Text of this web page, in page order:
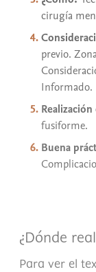
cirugía
previo.
Informado.
fusiforme.
Buena
¿Dónde
Para ver el